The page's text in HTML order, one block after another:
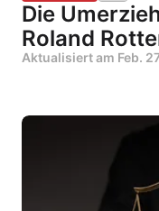
Die
Roland
Aktualisiert am Feb.